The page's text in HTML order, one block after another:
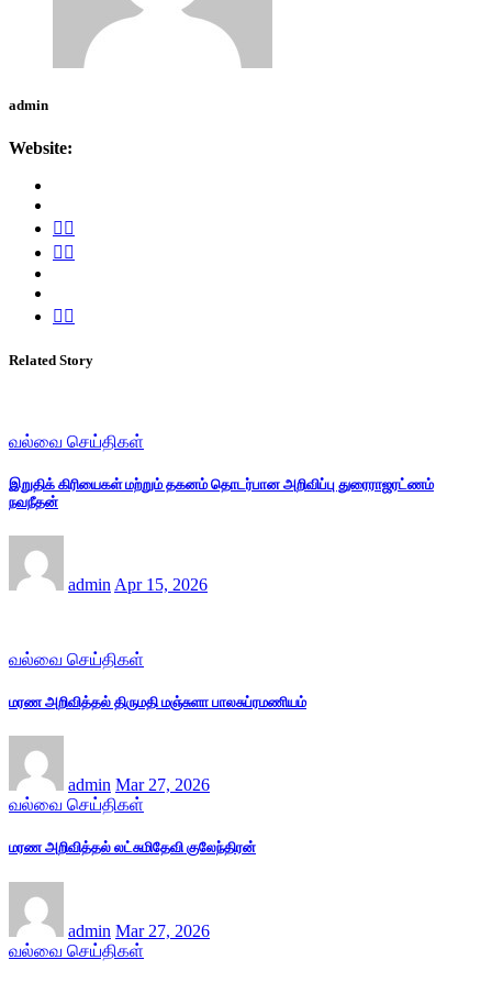
admin
Website:
Related Story
வல்வை செய்திகள்
இறுதிக் கிரியைகள் மற்றும் தகனம் தொடர்பான அறிவிப்பு துரைராஜரட்ணம்
நவநீதன்
admin Apr 15, 2026
வல்வை செய்திகள்
மரண அறிவித்தல் திருமதி மஞ்சுளா பாலசுப்ரமணியம்
admin Mar 27, 2026
வல்வை செய்திகள்
மரண அறிவித்தல் லட்சுமிதேவி குலேந்திரன்
admin Mar 27, 2026
வல்வை செய்திகள்